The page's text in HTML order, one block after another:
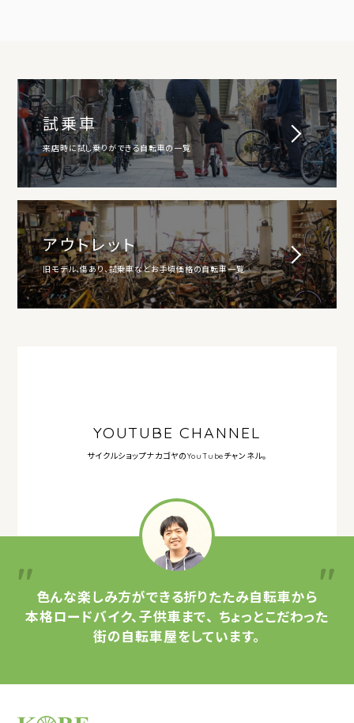
試乗車
来店時に試し乗りができる自転車の一覧
アウトレット
旧モデル、傷あり、試乗車などお手頃価格の自転車一覧
YOUTUBE CHANNEL
サイクルショップナカゴヤのYouTubeチャンネル。
色んな楽しみ方ができる折りたたみ自転車から
本格ロードバイク、子供車まで、 ちょっとこだわった
街の自転車屋をしています。